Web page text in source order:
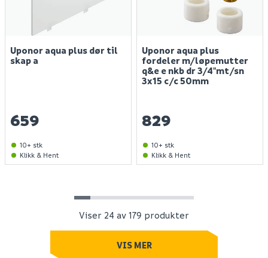
Uponor aqua plus dør til
skap a
659
10+ stk
Klikk & Hent
Uponor aqua plus
fordeler m/løpemutter
q&e e nkb dr 3/4"mt/sn
3x15 c/c 50mm
829
10+ stk
Klikk & Hent
Viser 24 av 179 produkter
VIS MER
Finn varehus
Jobb hos oss
Spørsmål og svar
Våre merker
Kundeklubb
Personvernerklæring
Medlemsvilkår for Megaflis+
66 85 31 80
Lørdager: stengt
Søndager: stengt
kundeservice@megaflis.no